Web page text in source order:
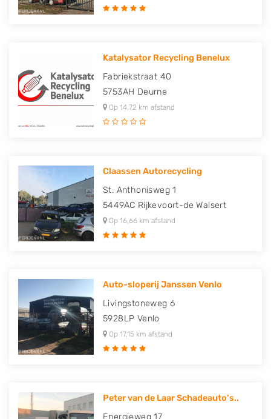
Katalysator Recycling Benelux
Fabriekstraat 40
5753AH Deurne
Op 14,72 km afstand
Claassen Autorecycling
St. Anthonisweg 1
5449AC Rijkevoort-de Walsert
Op 16,66 km afstand
Auto-sloperij Janssen Venlo
Livingstoneweg 6
5928LP Venlo
Op 17,15 km afstand
Peter van de Laar Schadeauto’s..
Energieweg 17